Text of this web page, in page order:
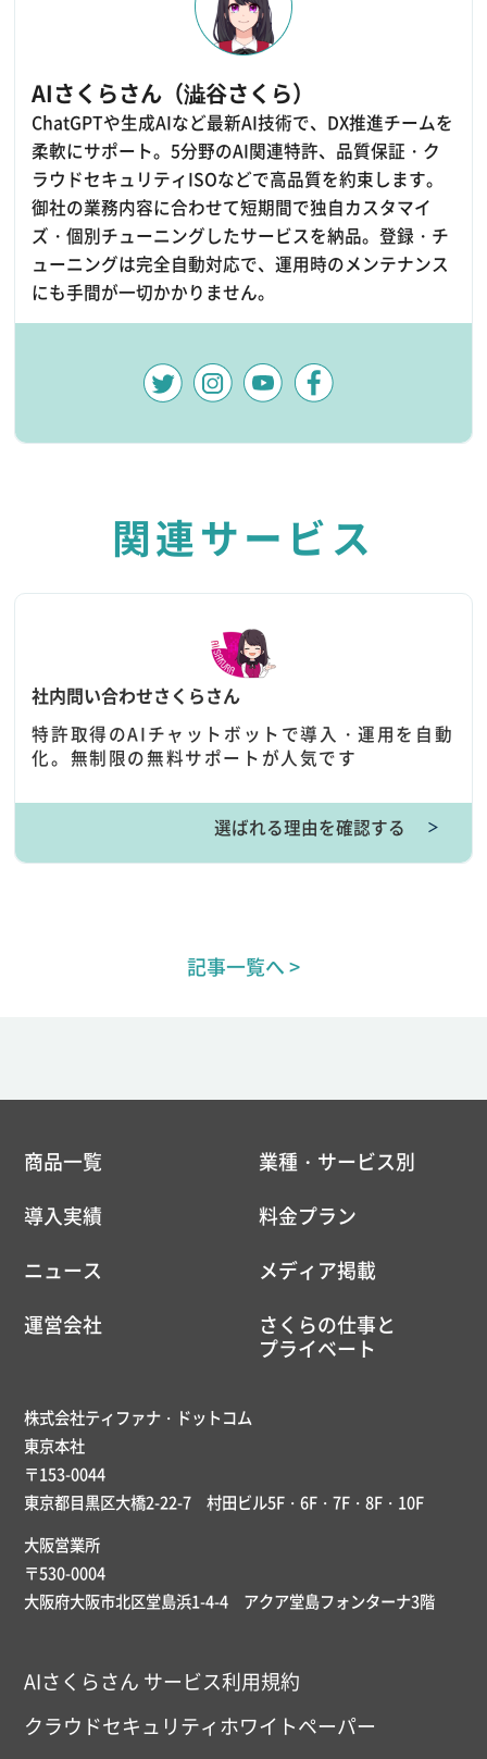
AIさくらさん（澁谷さくら）
ChatGPTや生成AIなど最新AI技術で、DX推進チームを
柔軟にサポート。5分野のAI関連特許、品質保証・ク
ラウドセキュリティISOなどで高品質を約束します。
御社の業務内容に合わせて短期間で独自カスタマイ
ズ・個別チューニングしたサービスを納品。登録・チ
ューニングは完全自動対応で、運用時のメンテナンス
にも手間が一切かかりません。
関連サービス
社内問い合わせさくらさん
特許取得のAIチャットボットで導入・運用を自動
化。無制限の無料サポートが人気です
選ばれる理由を確認する ＞
記事一覧へ >
商品一覧
業種・サービス別
導入実績
料金プラン
ニュース
メディア掲載
運営会社
さくらの仕事と
プライベート
株式会社ティファナ・ドットコム
東京本社
〒153-0044
東京都目黒区大橋2-22-7 村田ビル5F・6F・7F・8F・10F
大阪営業所
〒530-0004
大阪府大阪市北区堂島浜1-4-4 アクア堂島フォンターナ3階
AIさくらさん サービス利用規約
クラウドセキュリティホワイトペーパー